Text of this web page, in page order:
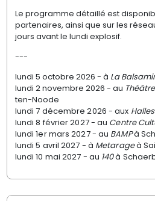
Le programme détaillé est
partenaires, ainsi que sur les
jours avant le lundi explosif.
---
lundi 5 octobre 2026 - à La
lundi 2 novembre 2026 - au
ten-Noode
lundi 7 décembre 2026 - aux
lundi 8 février 2027 -au Centre
lundi 1er mars 2027 - au BAMPà
lundi 5 avril 2027 - à Metarageà
lundi 10 mai 2027 - au 140à